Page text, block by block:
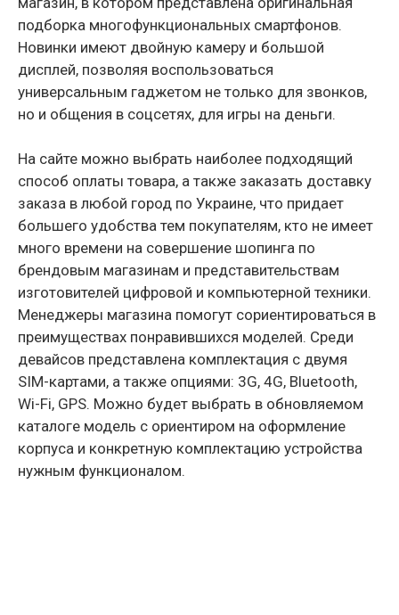
подборка многофункциональных смартфонов.
Новинки имеют двойную камеру и большой
дисплей, позволяя воспользоваться
универсальным гаджетом не только для звонков,
но и общения в соцсетях, для игры на деньги.
На сайте можно выбрать наиболее подходящий
способ оплаты товара, а также заказать доставку
заказа в любой город по Украине, что придает
большего удобства тем покупателям, кто не имеет
много времени на совершение шопинга по
брендовым магазинам и представительствам
изготовителей цифровой и компьютерной техники.
Менеджеры магазина помогут сориентироваться в
преимуществах понравившихся моделей. Среди
девайсов представлена комплектация с двумя
SIM-картами, а также опциями: 3G, 4G, Bluetooth,
Wi-Fi, GPS. Можно будет выбрать в обновляемом
каталоге модель с ориентиром на оформление
корпуса и конкретную комплектацию устройства
нужным функционалом.